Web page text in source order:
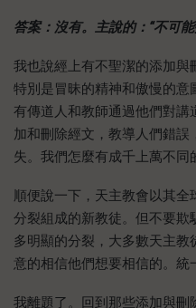
答案：沒有。主說的：“不可能
我也說經上有不聖潔的添加與
特別是冒昧的精神和傲慢的
有傳道人和教師通過他們對講
加和刪除經文，教導人們錯
失。我們怎麼有成千上萬不同
順便說一下，天主教會以其
分裂組成的新教徒。但不要欺
多明顯的分裂，大多數天主教
意的相信他們想要相信的。統
我離題了。回到那些添加與刪